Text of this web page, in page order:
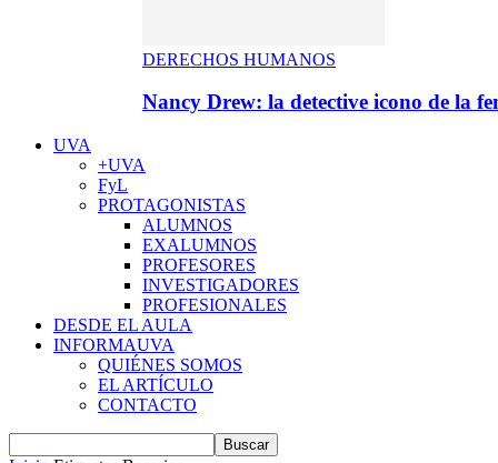
DERECHOS HUMANOS
Nancy Drew: la detective icono de la
UVA
+UVA
FyL
PROTAGONISTAS
ALUMNOS
EXALUMNOS
PROFESORES
INVESTIGADORES
PROFESIONALES
DESDE EL AULA
INFORMAUVA
QUIÉNES SOMOS
EL ARTÍCULO
CONTACTO